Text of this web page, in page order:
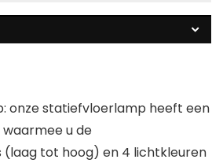
onze statiefvloerlamp heeft een
u de
(laag tot hoog) en 4 lichtkleuren